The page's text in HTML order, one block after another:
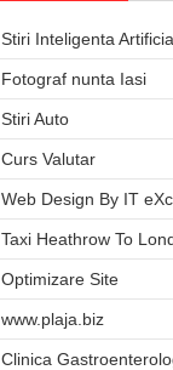
Stiri Inteligenta
Fotograf nunta Iasi
Stiri Auto
Curs Valutar
Web Design By IT
Taxi Heathrow To
Optimizare Site
www.plaja.biz
Clinica